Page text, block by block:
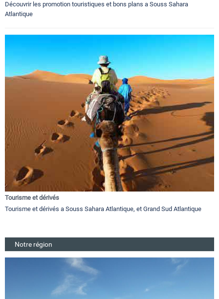
Découvrir les promotion touristiques et bons plans a Souss Sahara
Atlantique
Tourisme et dérivés
Tourisme et dérivés a Souss Sahara Atlantique, et Grand Sud Atlantique
Notre région